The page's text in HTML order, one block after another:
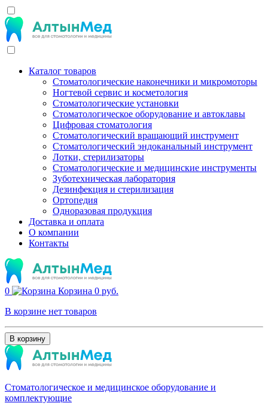
Каталог товаров
Стоматологические наконечники и микромоторы
Ногтевой сервис и косметология
Стоматологические установки
Стоматологическое оборудование и автоклавы
Цифровая стоматология
Стоматологический вращающий инструмент
Стоматологический эндоканальный инструмент
Лотки, стерилизаторы
Стоматологические и медицинские инструменты
Зуботехническая лаборатория
Дезинфекция и стерилизация
Ортопедия
Одноразовая продукция
Доставка и оплата
О компании
Контакты
0 Корзина 0 руб.
В корзине нет товаров
В корзину
Стоматологическое и медицинское оборудование и
комплектующие